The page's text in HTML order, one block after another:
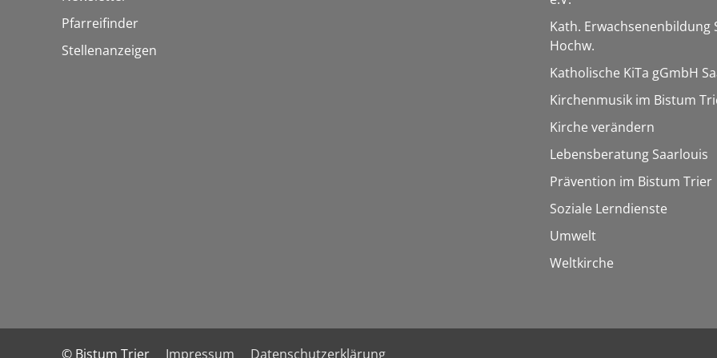
Pfarreifinder
Stellenanzeigen
Kath. Erwachsenenbildung
Hochw.
Katholische KiTa gGmbH
Kirchenmusik im Bistum
Kirche verändern
Lebensberatung Saarlouis
Prävention im Bistum Trier
Soziale Lerndienste
Umwelt
Weltkirche
© Bistum Trier Impressum Datenschutzerklärung